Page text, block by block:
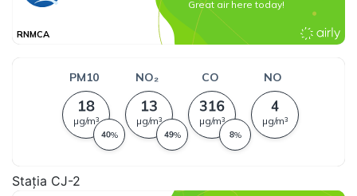
Stația CJ-2